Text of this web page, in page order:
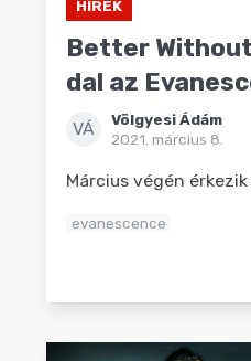
HÍREK
Better
dal az
VÁ
Völgyesi Ádám
2021. március 8.
Március végén
evanescence